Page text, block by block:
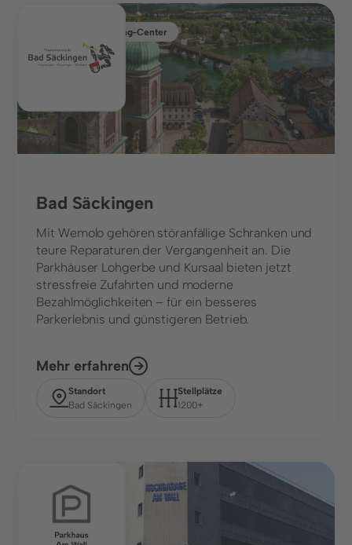
Parkhaus, Shopping-Center
Bad Säckingen
Mit Wemolo gehören störanfällige Schranken und
teure Reparaturen der Vergangenheit an. Die
Parkhäuser Lohgerbe und Kursaal bieten jetzt
stressfreie Zufahrten und moderne
Bezahlmöglichkeiten – für ein besseres
Parkerlebnis und günstigeren Betrieb.
Mehr erfahren
Standort
Bad Säckingen
Stellplätze
1200+
Parkhaus
Presse & Events
Kundengeschichten
LinkedIn
Instagram
Kontakt
Kontaktformular
Ressourcen
Kennzeichenerkennung